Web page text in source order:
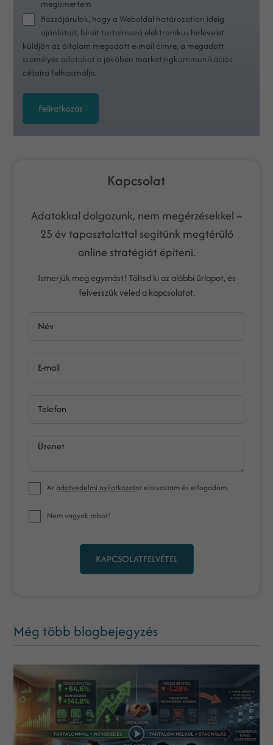
megismertem
Hozzájárulok, hogy a Weboldal határozatlan ideig
ajánlatait, híreit tartalmazó elektronikus hírlevelet
küldjön az általam megadott e-mail címre, a megadott
személyes adatokat a jövőben marketingkommunikációs
céljaira felhasználja.
Feliratkozás
Kapcsolat
Adatokkal dolgozunk, nem megérzésekkel –
25 év tapasztalattal segítünk megtérülő
online stratégiát építeni.
Ismerjük meg egymást! Töltsd ki az alábbi űrlapot, és
felvesszük veled a kapcsolatot.
Név
E-mail
Telefon
Üzenet
Azadatvédelmi nyilatkozatot elolvastam és elfogadom.
Nem vagyok robot!
KAPCSOLATFELVÉTEL
Még több blogbejegyzés